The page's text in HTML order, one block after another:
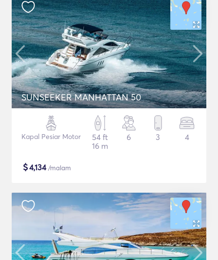
SUNSEEKER MANHATTAN 50
Kapal Pesiar Motor
54 ft
16 m
6 3 4
$4,134/malam